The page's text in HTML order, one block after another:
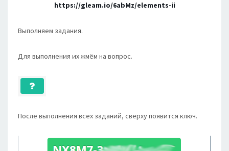
https://gleam.io/6abMz/elements-ii
Выполняем задания.
Для выполнения их жмём на вопрос.
После выполнения всех заданий, сверху появится ключ.